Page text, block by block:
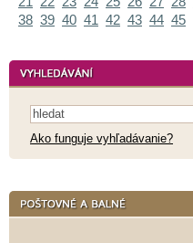
38 39 40 41 42 43 44 45
Ako funguje vyhľadávanie?